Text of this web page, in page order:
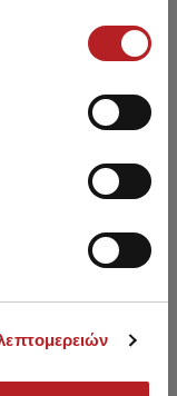
Γυναικείο Κολάν